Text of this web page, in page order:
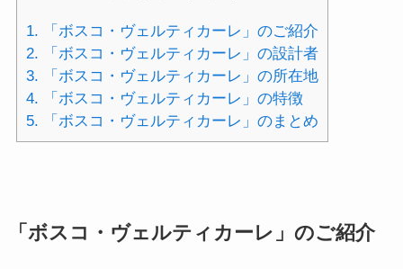
1. 「ボスコ・ヴェルティカーレ」のご紹介
2. 「ボスコ・ヴェルティカーレ」の設計者
3. 「ボスコ・ヴェルティカーレ」の所在地
4. 「ボスコ・ヴェルティカーレ」の特徴
5. 「ボスコ・ヴェルティカーレ」のまとめ
「ボスコ・ヴェルティカーレ」のご紹介